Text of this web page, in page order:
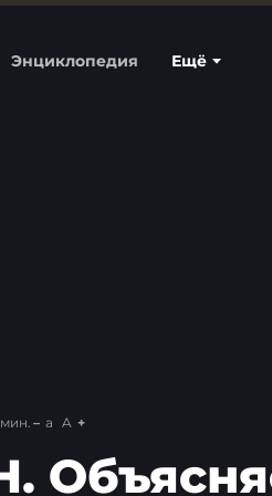
Ещё
Энциклопедия
мин. a A